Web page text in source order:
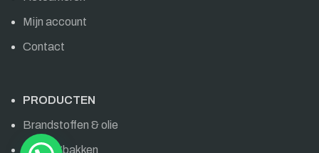
Mijn account
Contact
PRODUCTEN
Brandstoffen & olie
Opvangbakken